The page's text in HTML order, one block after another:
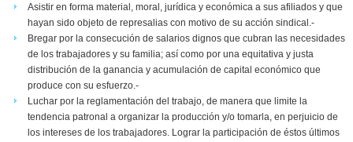
Asistir en forma material, moral, jurídica y económica a sus afiliados y que
hayan sido objeto de represalias con motivo de su acción sindical.-
Bregar por la consecución de salarios dignos que cubran las necesidades
de los trabajadores y su familia; así como por una equitativa y justa
distribución de la ganancia y acumulación de capital económico que
produce con su esfuerzo.-
Luchar por la reglamentación del trabajo, de manera que limite la
tendencia patronal a organizar la producción y/o tomarla, en perjuicio de
los intereses de los trabajadores. Lograr la participación de éstos últimos